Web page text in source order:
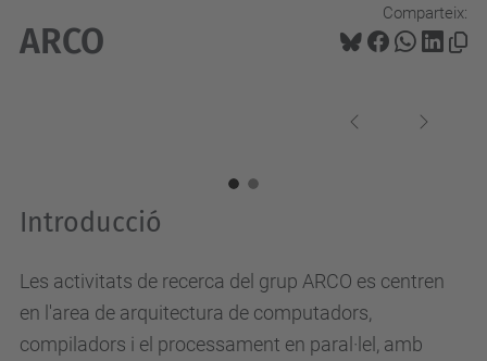
Comparteix:
ARCO
Previous
Introducció
Les activitats de recerca del grup ARCO es centren
en l'area de arquitectura de computadors,
compiladors i el processament en paral·lel, amb